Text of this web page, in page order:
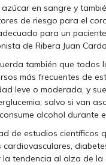
en sangre y
de riesgo para el
para un
de Ribera Juan
también que todos
más frecuentes de
leve o moderada, y
salvo si van
alcohol durante
de estudios científicos
tendencia al alza de la